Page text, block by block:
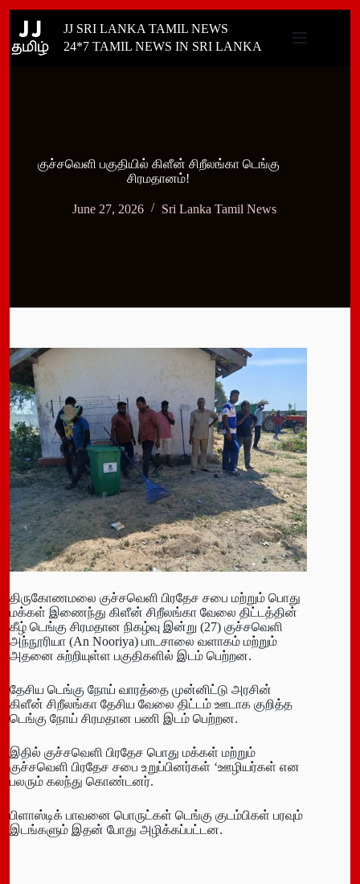
content
JJ SRI LANKA TAMIL NEWS
24*7 TAMIL NEWS IN SRI LANKA
குச்சவெளி பகுதியில் கிளீன் சிறீலங்கா டெங்கு
சிரமதானம்!
June 27, 2026 Sri Lanka Tamil News
திருகோணமலை குச்சவெளி பிரதேச சபை மற்றும் பொது
மக்கள் இணைந்து கிளீன் சிறீலங்கா வேலை திட்டத்தின்
கீழ் டெங்கு சிரமதான நிகழ்வு இன்று (27) குச்சவெளி
அந்நூரியா (An Nooriya) பாடசாலை வளாகம் மற்றும்
அதனை சுற்றியுள்ள பகுதிகளில் இடம் பெற்றன.
தேசிய டெங்கு நோய் வாரத்தை முன்னிட்டு அரசின்
கிளீன் சிறீலங்கா தேசிய வேலை திட்டம் ஊடாக குறித்த
டெங்கு நோய் சிரமதான பணி இடம் பெற்றன.
இதில் குச்சவெளி பிரதேச பொது மக்கள் மற்றும்
குச்சவெளி பிரதேச சபை உறுப்பினர்கள் ‘ஊழியர்கள் என
பலரும் கலந்து கொண்டனர்.
பிளாஸ்டிக் பாவனை பொருட்கள் டெங்கு குடம்பிகள் பரவும்
இடங்களும் இதன் போது அழிக்கப்பட்டன.